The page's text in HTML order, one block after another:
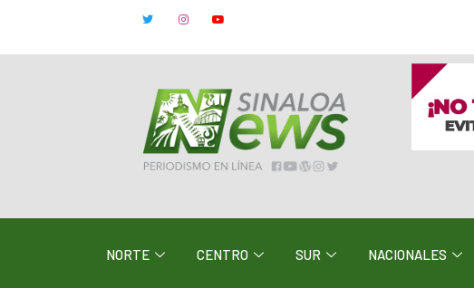
NORTE CENTRO SUR NACIONALES